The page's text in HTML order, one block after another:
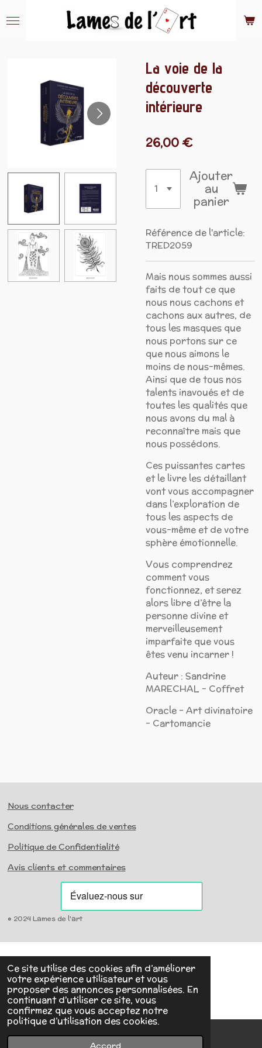
Ce site utilise des cookies afin d’améliorer
votre expérience utilisateur et vous
proposer des annonces personnalisées. En
continuant d'utiliser ce site, vous
confirmez que vous acceptez notre
politique d’utilisation des cookies.
Accord
au
La voie de la
découverte
intérieure
26,00 €
Ajouter
au
panier
Référence de l'article:
TRED2059
Mais nous sommes aussi
faits de tout ce que
nous nous cachons et
cachons aux autres, de
tous les masques que
nous portons sur ce
que nous aimons le
moins de nous-mêmes.
Ainsi que de tous nos
talents inavoués et de
toutes les qualités que
nous avons du mal à
reconnaître mais que
nous possédons.
Ces puissantes cartes
et le livre les détaillant
vont vous accompagner
dans l’exploration de
tous les aspects de
vous-même et de votre
sphère émotionnelle.
Vous comprendrez
comment vous
fonctionnez, et serez
alors libre d’être la
personne divine et
merveilleusement
imparfaite que vous
êtes venu incarner !
Auteur : Sandrine
MARECHAL - Coffret
Oracle - Art divinatoire
- Cartomancie
Nous contacter
Conditions générales de ventes
Politique de Confidentialité
Avis clients et commentaires
© 2024 Lames de l'art